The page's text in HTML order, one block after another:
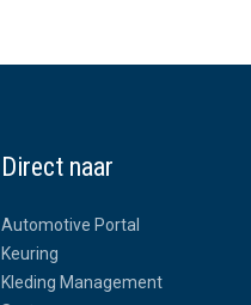
Direct naar
Automotive Portal
Keuring
Kleding Management